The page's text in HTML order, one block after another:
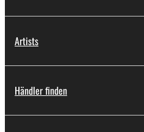
Artists
Händler finden